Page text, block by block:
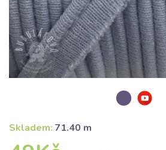
Skladem: 71.40 m